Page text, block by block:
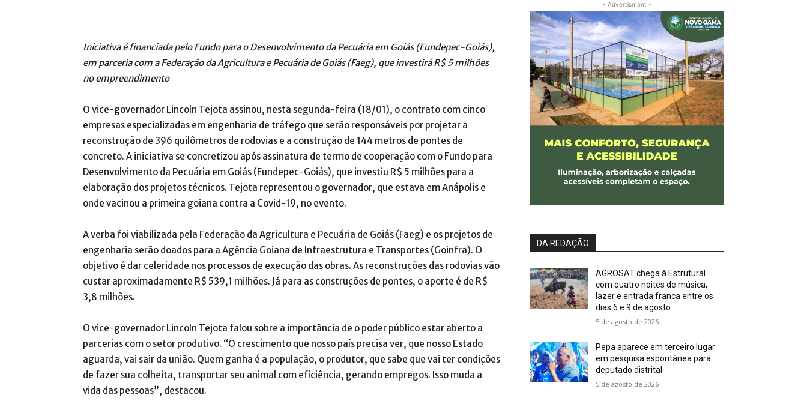
Iniciativa é financiada pelo Fundo para o Desenvolvimento da Pecuária em Goiás (Fundepec-Goiás),
em parceria com a Federação da Agricultura e Pecuária de Goiás (Faeg), que investirá R$ 5 milhões
no empreendimento
O vice-governador Lincoln Tejota assinou, nesta segunda-feira (18/01), o contrato com cinco
empresas especializadas em engenharia de tráfego que serão responsáveis por projetar a
reconstrução de 396 quilômetros de rodovias e a construção de 144 metros de pontes de
concreto. A iniciativa se concretizou após assinatura de termo de cooperação com o Fundo para
Desenvolvimento da Pecuária em Goiás (Fundepec-Goiás), que investiu R$ 5 milhões para a
elaboração dos projetos técnicos. Tejota representou o governador, que estava em Anápolis e
onde vacinou a primeira goiana contra a Covid-19, no evento.
A verba foi viabilizada pela Federação da Agricultura e Pecuária de Goiás (Faeg) e os projetos de
engenharia serão doados para a Agência Goiana de Infraestrutura e Transportes (Goinfra). O
objetivo é dar celeridade nos processos de execução das obras. As reconstruções das rodovias vão
custar aproximadamente R$ 539,1 milhões. Já para as construções de pontes, o aporte é de R$
3,8 milhões.
O vice-governador Lincoln Tejota falou sobre a importância de o poder público estar aberto a
parcerias com o setor produtivo. “O crescimento que nosso país precisa ver, que nosso Estado
aguarda, vai sair da união. Quem ganha é a população, o produtor, que sabe que vai ter condições
de fazer sua colheita, transportar seu animal com eficiência, gerando empregos. Isso muda a
vida das pessoas”, destacou.
- Advertisment -
DA REDAÇÃO
AGROSAT chega à Estrutural
com quatro noites de música,
lazer e entrada franca entre os
dias 6 e 9 de agosto
5 de agosto de 2026
Pepa aparece em terceiro lugar
em pesquisa espontânea para
deputado distrital
5 de agosto de 2026